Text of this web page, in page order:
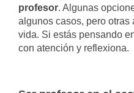
profesor. Algunas
algunos casos, pero otras
vida. Si estás pensando
con atención y reflexiona.